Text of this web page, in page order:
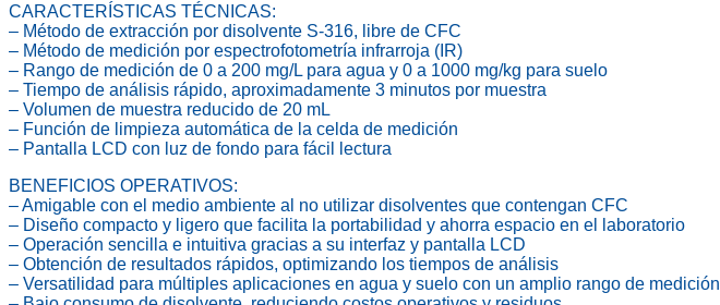
CARACTERÍSTICAS TÉCNICAS:
– Método de extracción por disolvente S-316, libre de CFC
– Método de medición por espectrofotometría infrarroja (IR)
– Rango de medición de 0 a 200 mg/L para agua y 0 a 1000 mg/kg para suelo
– Tiempo de análisis rápido, aproximadamente 3 minutos por muestra
– Volumen de muestra reducido de 20 mL
– Función de limpieza automática de la celda de medición
– Pantalla LCD con luz de fondo para fácil lectura
BENEFICIOS OPERATIVOS:
– Amigable con el medio ambiente al no utilizar disolventes que contengan CFC
– Diseño compacto y ligero que facilita la portabilidad y ahorra espacio en el laboratorio
– Operación sencilla e intuitiva gracias a su interfaz y pantalla LCD
– Obtención de resultados rápidos, optimizando los tiempos de análisis
– Versatilidad para múltiples aplicaciones en agua y suelo con un amplio rango de medición